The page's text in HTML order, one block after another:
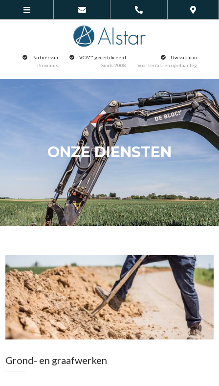
Partner van
Proximus
VCA**-gecertificeerd
Sinds 2008
Uw vakman
Voor terras- en opritaanleg
ONZE DIENSTEN
Grond- en graafwerken